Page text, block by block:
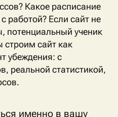
Какое расписание
Если сайт не
потенциальный ученик
сайт как
убеждения: с
реальной статистикой,
именно в вашу